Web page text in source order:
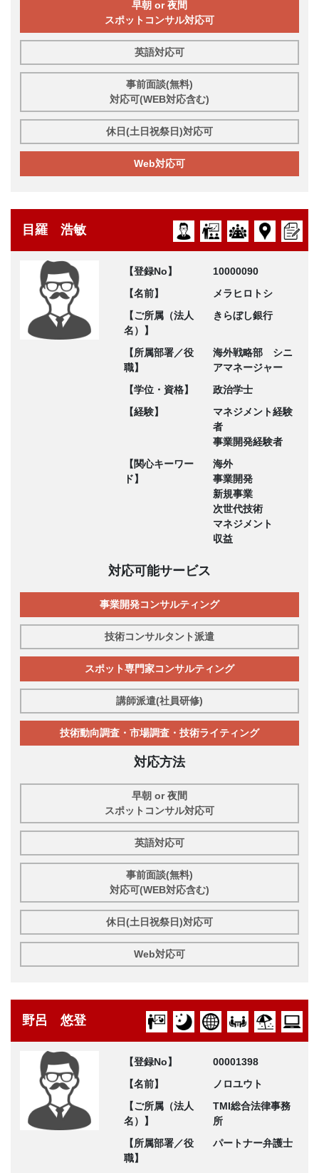
早朝 or 夜間
スポットコンサル対応可
英語対応可
事前面談(無料)
対応可(WEB対応含む)
休日(土日祝祭日)対応可
Web対応可
目羅 浩敏
【登録No】
10000090
【名前】
メラヒロトシ
【ご所属（法人
名）】
きらぼし銀行
【所属部署／役
職】
海外戦略部 シニ
アマネージャー
【学位・資格】
政治学士
【経験】
マネジメント経験
者
事業開発経験者
【関心キーワー
ド】
海外
事業開発
新規事業
次世代技術
マネジメント
収益
対応可能サービス
事業開発コンサルティング
技術コンサルタント派遣
スポット専門家コンサルティング
講師派遣(社員研修)
技術動向調査・市場調査・技術ライティング
対応方法
早朝 or 夜間
スポットコンサル対応可
英語対応可
事前面談(無料)
対応可(WEB対応含む)
休日(土日祝祭日)対応可
Web対応可
野呂 悠登
【登録No】
00001398
【名前】
ノロユウト
【ご所属（法人
名）】
TMI総合法律事務
所
【所属部署／役
職】
パートナー弁護士